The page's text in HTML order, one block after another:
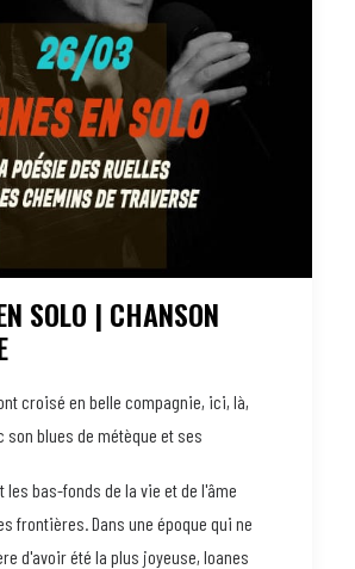
SOLO | CHANSON
croisé en belle compagnie, ici, là,
son blues de métèque et ses
les bas-fonds de la vie et de l'âme
frontières. Dans une époque qui ne
d'avoir été la plus joyeuse, Ioanes